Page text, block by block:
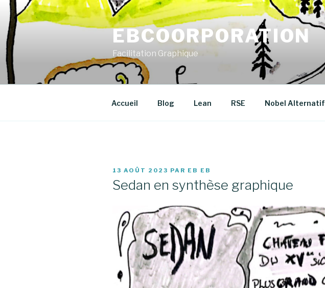
Aller
contenu
principal
EBCOORPORATION
Facilitation Graphique
Accueil Blog Lean RSE Nobel Alternatif
PUBLIÉ
LE
13 AOÛT 2023 PAR EB EB
Sedan en synthèse graphique